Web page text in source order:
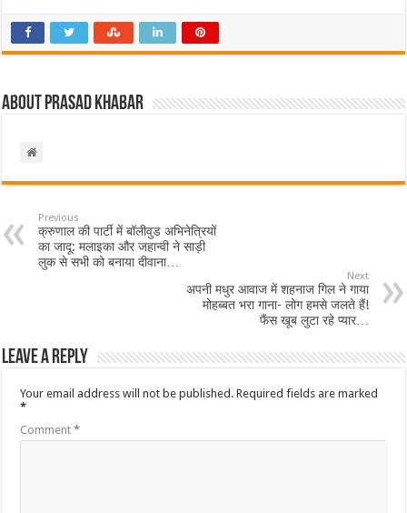
About Prasad Khabar
Previous
क्रुणाल की पार्टी में बॉलीवुड अभिनेत्रियों
का जादू: मलाइका और जहान्वी ने साड़ी
लुक से सभी को बनाया दीवाना…
Next
अपनी मधुर आवाज में शहनाज गिल ने गाया
मोहब्बत भरा गाना- लोग हमसे जलते हैं!
फैंस खूब लुटा रहे प्यार…
Leave a Reply
Your email address will not be published. Required fields are marked
*
Comment*